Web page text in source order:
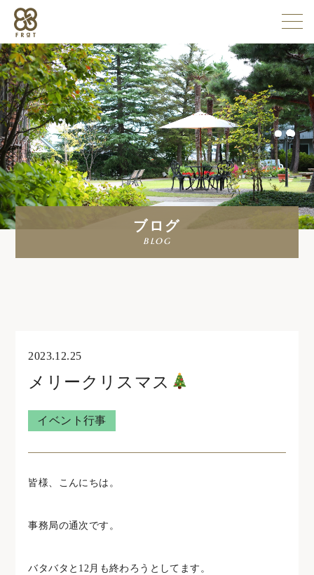
施設情報
企業情報
採用情報
よくある質問
住宅型有料老人ホームウェリナ
0761-47-7215
0761-46-5633
ブログ
blog
2023.12.25
メリークリスマス
イベント行事
皆様、こんにちは。
事務局の通次です。
バタバタと12月も終わろうとしてます。